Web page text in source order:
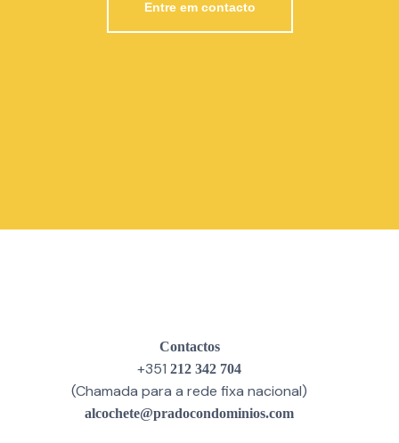
Entre em contacto
Contactos
+351212 342 704
(Chamada para a rede fixa nacional)
alcochete@pradocondominios.com